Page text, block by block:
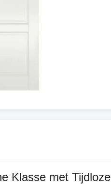
Klasse met Tijdloze